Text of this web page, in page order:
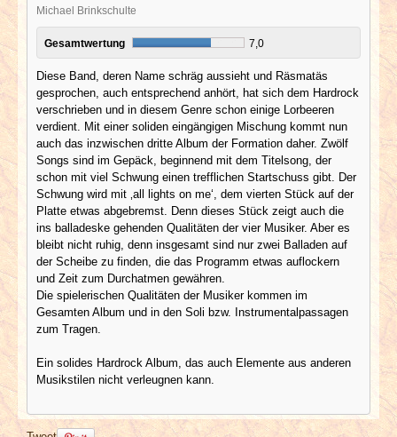
Michael Brinkschulte
Gesamtwertung 7,0
Diese Band, deren Name schräg aussieht und Räsmatäs
gesprochen, auch entsprechend anhört, hat sich dem Hardrock
verschrieben und in diesem Genre schon einige Lorbeeren
verdient. Mit einer soliden eingängigen Mischung kommt nun
auch das inzwischen dritte Album der Formation daher. Zwölf
Songs sind im Gepäck, beginnend mit dem Titelsong, der
schon mit viel Schwung einen trefflichen Startschuss gibt. Der
Schwung wird mit ‚all lights on me‘, dem vierten Stück auf der
Platte etwas abgebremst. Denn dieses Stück zeigt auch die
ins balladeske gehenden Qualitäten der vier Musiker. Aber es
bleibt nicht ruhig, denn insgesamt sind nur zwei Balladen auf
der Scheibe zu finden, die das Programm etwas auflockern
und Zeit zum Durchatmen gewähren.
Die spielerischen Qualitäten der Musiker kommen im
Gesamten Album und in den Soli bzw. Instrumentalpassagen
zum Tragen.
Ein solides Hardrock Album, das auch Elemente aus anderen
Musikstilen nicht verleugnen kann.